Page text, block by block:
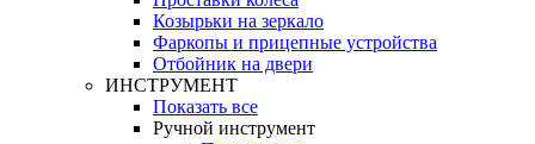
Козырьки на зеркало
Фаркопы и прицепные устройства
Отбойник на двери
ИНСТРУМЕНТ
Показать все
Ручной инструмент